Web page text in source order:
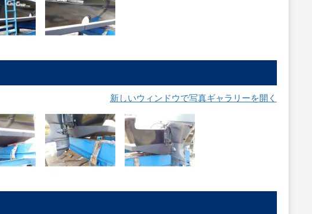
新しいウィンドウで写真ギャラリーを開く